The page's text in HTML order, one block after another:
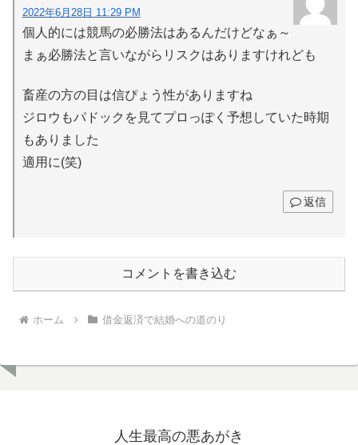
2022年6月28日 11:29 PM
個人的には競馬の必勝法はあるんだけどなぁ～
まぁ必勝法と言いながらリスクはありますけれども
畜産の方の目は信ぴょう性がありますね
ジロウもパドックを見てプロっぽく予想していた時期
もありました
適用に(笑)
返信
コメントを書き込む
ホーム 借金返済で結婚への道のり
人生最高の悪あがき